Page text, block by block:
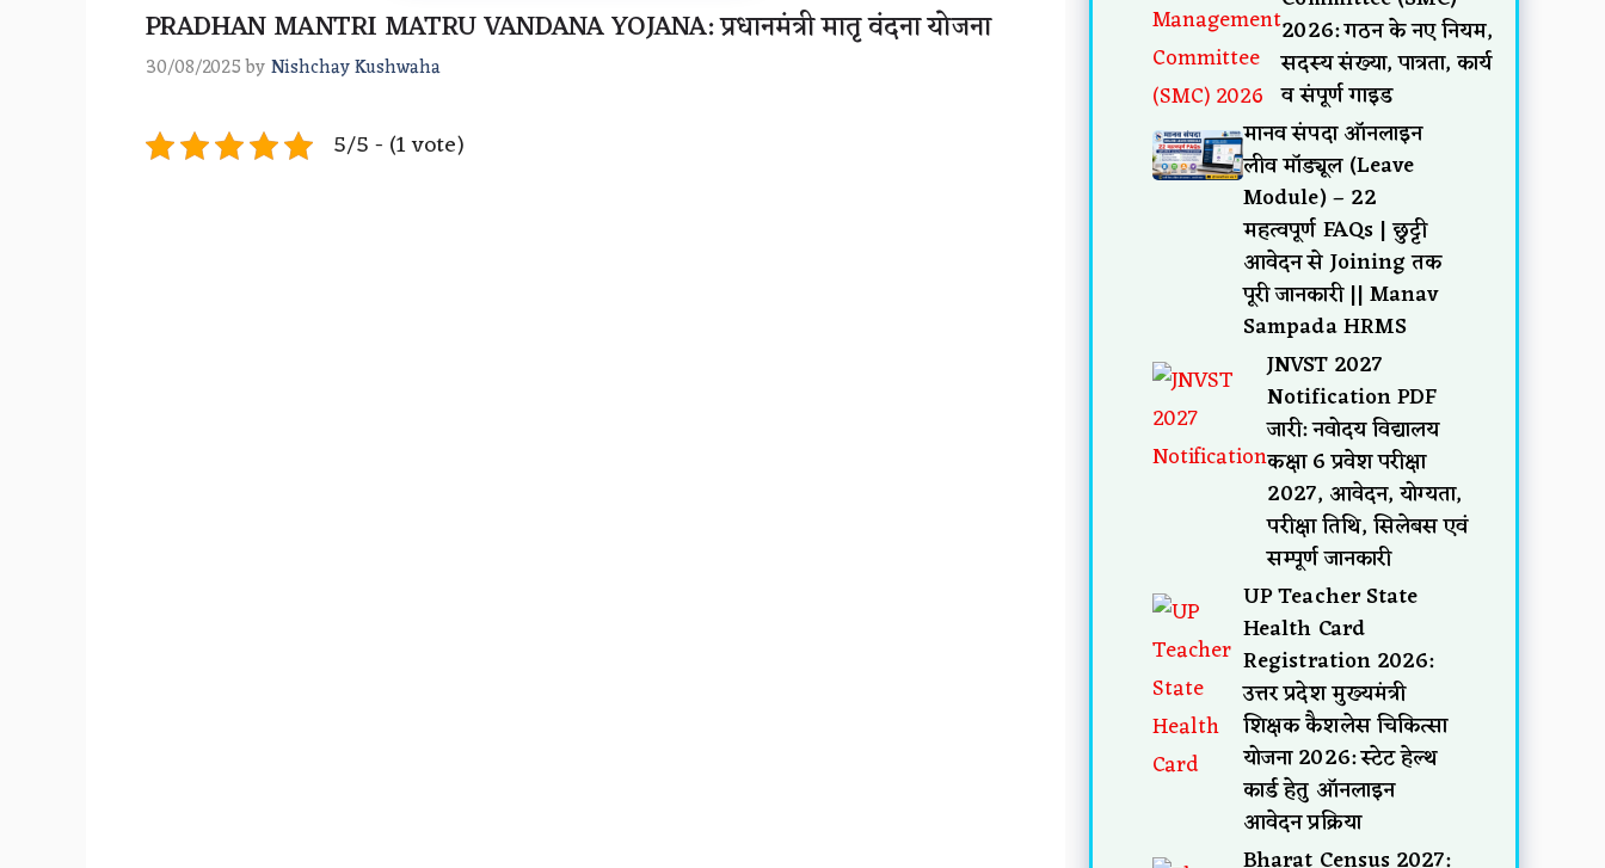
PRADHAN MANTRI MATRU VANDANA YOJANA: प्रधानमंत्री मातृ वंदना योजना
30/08/2025 byNishchay Kushwaha
5/5 - (1 vote)
2026: गठन के नए नियम,
सदस्य संख्या, पात्रता, कार्य
व संपूर्ण गाइड
मानव संपदा ऑनलाइन
लीव मॉड्यूल (Leave
Module) – 22
महत्वपूर्ण FAQs | छुट्टी
आवेदन से Joining तक
पूरी जानकारी || Manav
Sampada HRMS
JNVST 2027
Notification PDF
जारी: नवोदय विद्यालय
कक्षा 6 प्रवेश परीक्षा
2027, आवेदन, योग्यता,
परीक्षा तिथि, सिलेबस एवं
सम्पूर्ण जानकारी
UP Teacher State
Health Card
Registration 2026:
उत्तर प्रदेश मुख्यमंत्री
शिक्षक कैशलेस चिकित्सा
योजना 2026: स्टेट हेल्थ
कार्ड हेतु ऑनलाइन
आवेदन प्रक्रिया
Bharat Census 2027: